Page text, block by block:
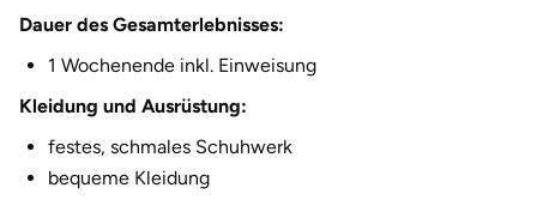
Dauer des Gesamterlebnisses:
1 Wochenende inkl. Einweisung
Kleidung und Ausrüstung:
festes, schmales Schuhwerk
bequeme Kleidung
Herzogtum Lauenburg
Homburg